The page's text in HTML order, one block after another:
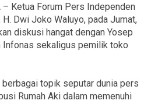
– Ketua Forum Pers Independen
Dwi Joko Waluyo, pada Jumat,
diskusi hangat dengan Yosep
Infonas sekaligus pemilik toko
topik seputar dunia pers
Rumah Aki dalam memenuhi